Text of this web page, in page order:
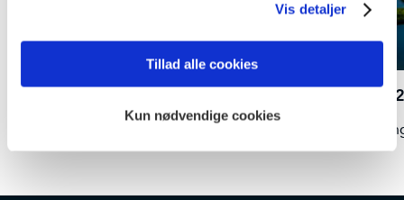
"Cookiedeklaration", eller ved at trykke på "Privacy
Vis detaljer
Tillad alle cookies
Kun nødvendige cookies
ONS